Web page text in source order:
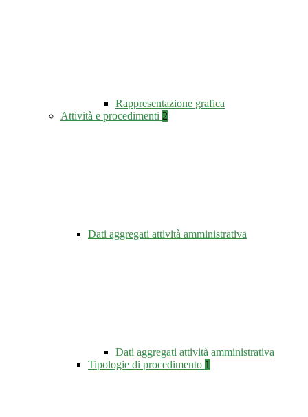
Rappresentazione grafica
Attività e procedimenti 2
Dati aggregati attività amministrativa
Dati aggregati attività amministrativa
Tipologie di procedimento 1